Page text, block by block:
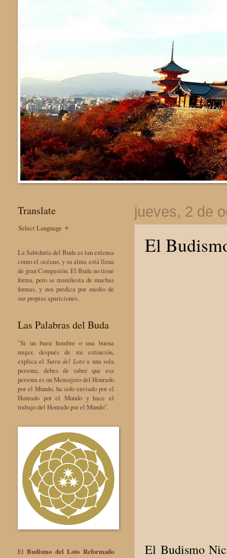
jueves, 2 de
El
El Budismo
Translate
Select Language ▼
La Sabiduría del Buda es tan extensa
como el océano, y su alma está llena
de gran Compasión. El Buda no tiene
forma, pero se manifiesta de muchas
formas, y nos predica por medio de
sus propias apariciones.
Las Palabras del Buda
"Si un buen hombre o una buena
mujer, después de mi extinción,
explica el Sutra del Lotoa una sola
persona, debes de saber que esa
persona es un Mensajero del Honrado
por el Mundo, ha sido enviado por el
Honrado por el Mundo y hace el
trabajo del Honrado por el Mundo".
ElBudismo del Loto Reformado